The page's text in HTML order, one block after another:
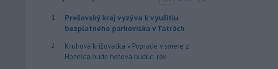
1
Prešovský kraj vyzýva k využitiu
bezplatného parkoviska v Tatrách
2
Kruhová križovatka v Poprade v smere z
Hozelca bude hotová budúci rok